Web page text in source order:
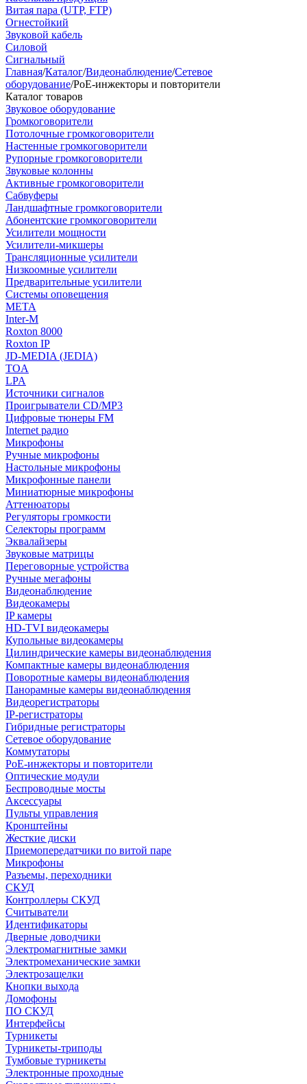
Витая пара (UTP, FTP)
Огнестойкий
Звуковой кабель
Силовой
Сигнальный
Главная/Каталог/Видеонаблюдение/Сетевое
оборудование/PoE-инжекторы и повторители
Каталог товаров
Звуковое оборудование
Громкоговорители
Потолочные громкоговорители
Настенные громкоговорители
Рупорные громкоговорители
Звуковые колонны
Активные громкоговорители
Сабвуферы
Ландшафтные громкоговорители
Абонентские громкоговорители
Усилители мощности
Усилители-микшеры
Трансляционные усилители
Низкоомные усилители
Предварительные усилители
Системы оповещения
МЕТА
Inter-M
Roxton 8000
Roxton IP
JD-MEDIA (JEDIA)
TOA
LPA
Источники сигналов
Проигрыватели CD/MP3
Цифровые тюнеры FM
Internet радио
Микрофоны
Ручные микрофоны
Настольные микрофоны
Микрофонные панели
Миниатюрные микрофоны
Аттенюаторы
Регуляторы громкости
Селекторы программ
Эквалайзеры
Звуковые матрицы
Переговорные устройства
Ручные мегафоны
Видеонаблюдение
Видеокамеры
IP камеры
HD-TVI видеокамеры
Купольные видеокамеры
Цилиндрические камеры видеонаблюдения
Компактные камеры видеонаблюдения
Поворотные камеры видеонаблюдения
Панорамные камеры видеонаблюдения
Видеорегистраторы
IP-регистраторы
Гибридные регистраторы
Сетевое оборудование
Коммутаторы
PoE-инжекторы и повторители
Оптические модули
Беспроводные мосты
Аксессуары
Пульты управления
Кронштейны
Жесткие диски
Приемопередатчики по витой паре
Микрофоны
Разъемы, переходники
СКУД
Контроллеры СКУД
Считыватели
Идентификаторы
Дверные доводчики
Электромагнитные замки
Электромеханические замки
Электрозащелки
Кнопки выхода
Домофоны
ПО СКУД
Интерфейсы
Турникеты
Турникеты-триподы
Тумбовые турникеты
Электронные проходные